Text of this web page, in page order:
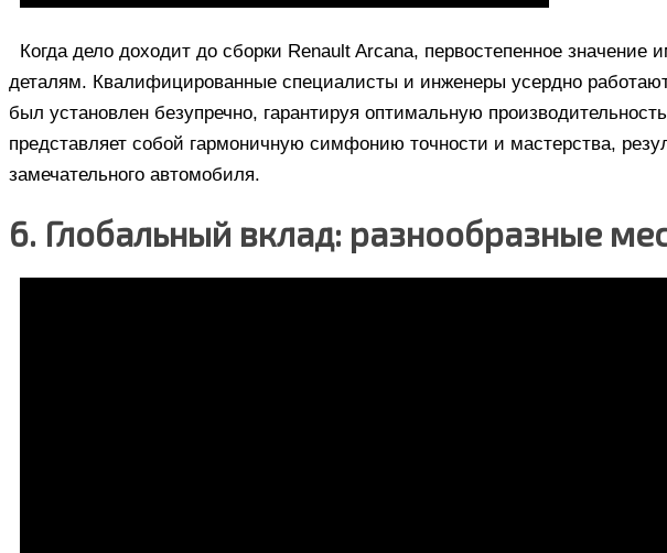
Когда дело доходит до сборки Renault Arcana, первостепенное значение
деталям. Квалифицированные специалисты и инженеры усердно
был установлен безупречно, гарантируя оптимальную
представляет собой гармоничную симфонию точности и мастерства,
замечательного автомобиля.
6. Глобальный вклад: разнообразные